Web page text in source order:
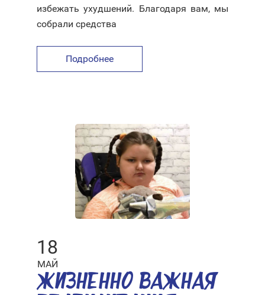
избежать ухудшений. Благодаря вам, мы
собрали средства
Подробнее
18
МАЙ
ЖИЗНЕННО ВАЖНАЯ